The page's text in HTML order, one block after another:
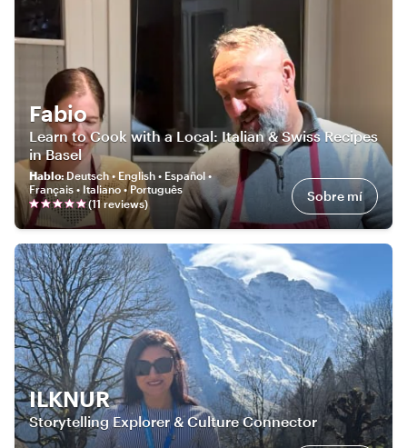
Fabio
Learn to Cook with a Local: Italian & Swiss Recipes
in Basel
Hablo:Deutsch • English • Español •
Français • Italiano • Português
(11reviews) Sobre mí
ILKNUR
Storytelling Explorer & Culture Connector